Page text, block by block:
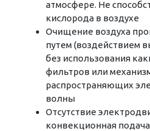
атмосфере. Не
кислорода в воздухе
Очищение воздуха
путем (воздействием
без использования
фильтров или
распространяющих
волны
Отсутствие
конвекционная